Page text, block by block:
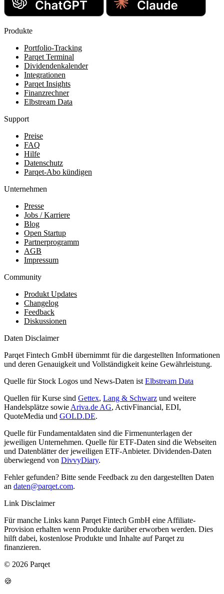
Produkte
Portfolio-Tracking
Parqet Terminal
Dividendenkalender
Integrationen
Parqet Insights
Finanzrechner
Elbstream Data
Support
Preise
FAQ
Hilfe
Datenschutz
Parqet-Abo kündigen
Unternehmen
Presse
Jobs / Karriere
Blog
Open Startup
Partnerprogramm
AGB
Impressum
Community
Produkt Updates
Changelog
Feedback
Diskussionen
Daten Disclaimer
Parqet Fintech GmbH übernimmt für die dargestellten Informationen
und deren Genauigkeit und Vollständigkeit keine Gewährleistung.
Quelle für Stock Logos und News-Daten ist Elbstream Data
Quellen für Kurse sind Gettex, Lang & Schwarz und weitere
Handelsplätze sowie Ariva.de AG, ActivFinancial, EDI,
QuoteMedia und GOLD.DE.
Quelle für Fundamentaldaten sind die Firmenunterlagen der
jeweiligen Unternehmen. Quelle für ETF-Daten sind die Webseiten
und Datenblätter der jeweiligen ETF-Anbieter. Dividenden-Daten
überwiegend von DivvyDiary.
Fehler gefunden? Bitte sende Feedback zu den dargestellten Daten
an daten@parqet.com.
Link Disclaimer
Für manche Links kann Parqet Fintech GmbH eine Affiliate-
Provision erhalten wenn Produkte darüber erworben werden. Dies
hilft dabei, kostenlose Produkte und Inhalte auf Parqet zu
finanzieren.
© 2026 Parqet
🍪